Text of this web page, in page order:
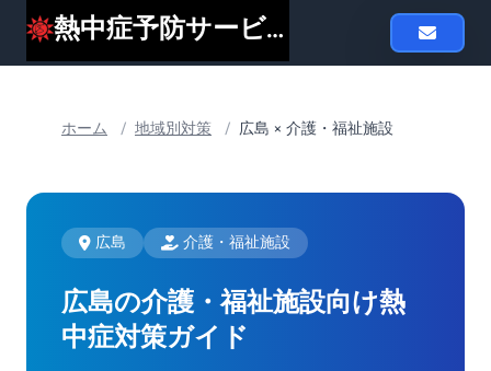
熱中症予防サービスheat119
ホーム / 地域別対策 / 広島 × 介護・福祉施設
広島 介護・福祉施設
広島の介護・福祉施設向け熱
中症対策ガイド